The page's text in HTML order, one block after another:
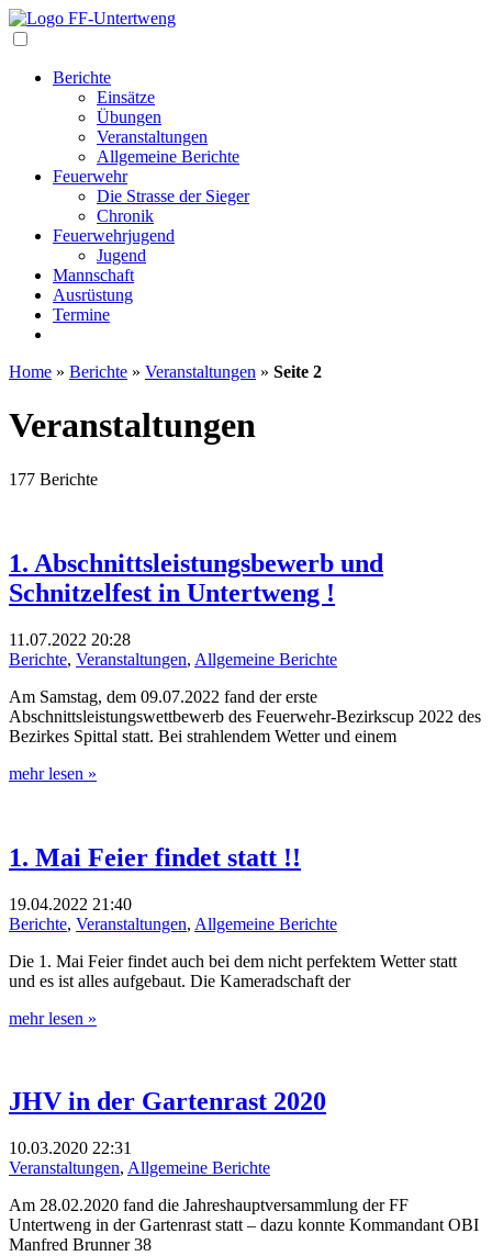
Berichte
Einsätze
Übungen
Veranstaltungen
Allgemeine Berichte
Feuerwehr
Die Strasse der Sieger
Chronik
Feuerwehrjugend
Jugend
Mannschaft
Ausrüstung
Termine
Home » Berichte » Veranstaltungen » Seite 2
Veranstaltungen
177 Berichte
1. Abschnittsleistungsbewerb und
Schnitzelfest in Untertweng !
11.07.2022 20:28
Berichte, Veranstaltungen, Allgemeine Berichte
Am Samstag, dem 09.07.2022 fand der erste
Abschnittsleistungswettbewerb des Feuerwehr-Bezirkscup 2022 des
Bezirkes Spittal statt. Bei strahlendem Wetter und einem
mehr lesen »
1. Mai Feier findet statt !!
19.04.2022 21:40
Berichte, Veranstaltungen, Allgemeine Berichte
Die 1. Mai Feier findet auch bei dem nicht perfektem Wetter statt
und es ist alles aufgebaut. Die Kameradschaft der
mehr lesen »
JHV in der Gartenrast 2020
10.03.2020 22:31
Veranstaltungen, Allgemeine Berichte
Am 28.02.2020 fand die Jahreshauptversammlung der FF
Untertweng in der Gartenrast statt – dazu konnte Kommandant OBI
Manfred Brunner 38